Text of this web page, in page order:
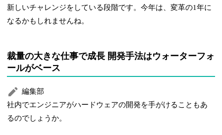
新しいチャレンジをしている段階です。今年は、変革の1年に
なるかもしれませんね。
裁量の大きな仕事で成長 開発手法はウォーターフォ
ールがベース
編集部
社内でエンジニアがハードウェアの開発を手がけることもあ
るのでしょうか。